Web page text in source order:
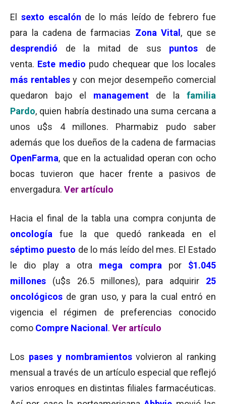
El sexto escalón de lo más leído de febrero fue
para la cadena de farmacias Zona Vital , que se
desprendió de la mitad de sus puntos de
venta. Este medio pudo chequear que los locales
más rentablesy con mejor desempeño comercial
quedaron bajo el
management de la familia
Pardo, quien habría destinado una suma cercana a
unos u$s 4 millones. Pharmabiz pudo saber
además que los dueños de la cadena de farmacias
OpenFarma, que en la actualidad operan con ocho
bocas tuvieron que hacer frente a pasivos de
envergadura. Ver artículo
Hacia el final de la tabla una compra conjunta de
oncología fue la que quedó rankeada en el
séptimo puesto de lo más leído del mes. El Estado
le dio play a otra mega compra por $1.045
millones (u$s 26.5 millones), para adquirir 25
oncológicos de gran uso, y para la cual entró en
vigencia el régimen de preferencias conocido
como Compre Nacional . Ver artículo
Los pases y nombramientosvolvieron al ranking
mensual a través de un artículo especial que reflejó
varios enroques en distintas filiales farmacéuticas.